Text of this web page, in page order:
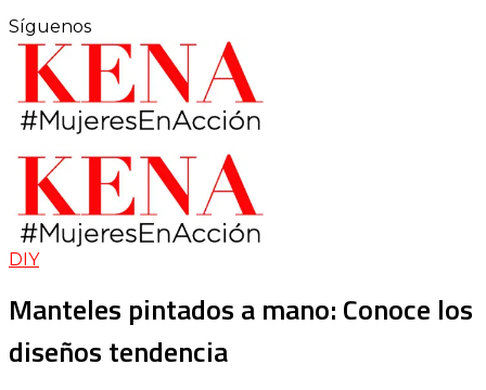
Síguenos
DIY
Manteles pintados a mano: Conoce los
diseños tendencia